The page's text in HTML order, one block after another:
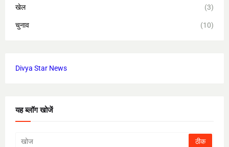
खेल (3)
चुनाव (10)
Divya Star News
यह ब्लॉग खोजें